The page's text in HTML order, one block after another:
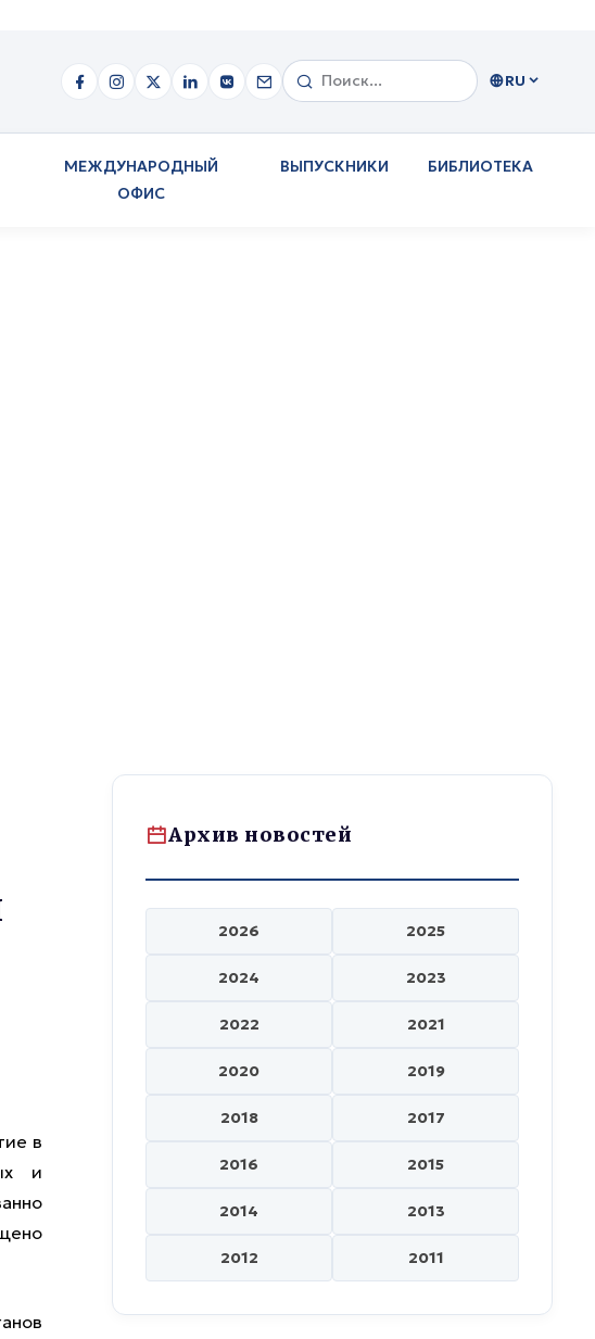
RU
МЕЖДУНАРОДНЫЙ
ОФИС
ВЫПУСКНИКИ БИБЛИОТЕКА
в
и
Архив новостей
2026 2025
2024 2023
2022 2021
2020 2019
2018 2017
2016 2015
2014 2013
2012 2011